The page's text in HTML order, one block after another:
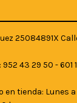
25084891X
43 29 50 - 601
en tienda: Lunes a